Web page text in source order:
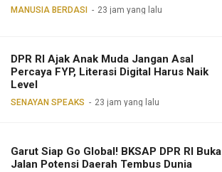
MANUSIA BERDASI 23 jam yang lalu
DPR RI Ajak Anak Muda Jangan Asal
Percaya FYP, Literasi Digital Harus Naik
Level
SENAYAN SPEAKS 23 jam yang lalu
Garut Siap Go Global! BKSAP DPR RI Buka
Jalan Potensi Daerah Tembus Dunia